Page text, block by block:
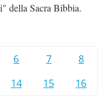
della Sacra Bibbia.
6 7
8
14 15 16